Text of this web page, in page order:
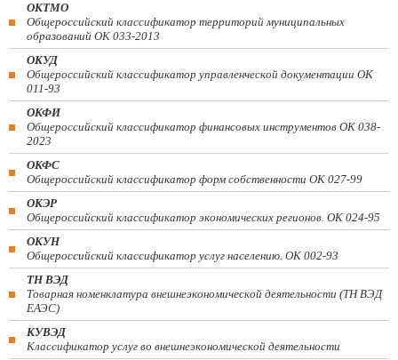
ОКТМО
Общероссийский классификатор территорий муниципальных
образований ОК 033-2013
ОКУД
Общероссийский классификатор управленческой документации ОК
011-93
ОКФИ
Общероссийский классификатор финансовых инструментов OK 038-
2023
ОКФС
Общероссийский классификатор форм собственности ОК 027-99
ОКЭР
Общероссийский классификатор экономических регионов. ОК 024-95
ОКУН
Общероссийский классификатор услуг населению. ОК 002-93
ТН ВЭД
Товарная номенклатура внешнеэкономической деятельности (ТН ВЭД
ЕАЭС)
КУВЭД
Классификатор услуг во внешнеэкономической деятельности